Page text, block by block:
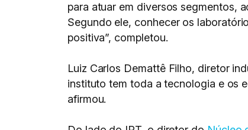
para atuar em diversos segmentos,
Segundo ele, conhecer os
positiva”, completou.
Luiz Carlos Demattê Filho, diretor
instituto tem toda a tecnologia e os
afirmou.